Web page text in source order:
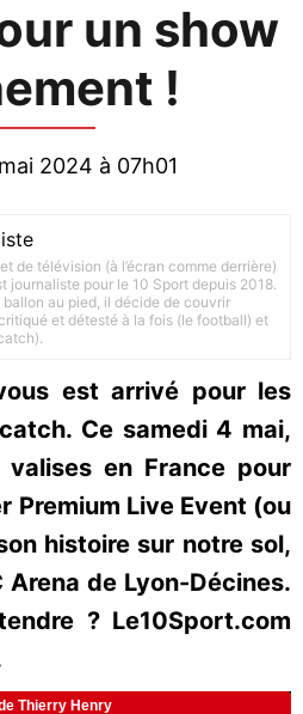
un show
!
2024 à 07h01
de télévision (à l’écran comme derrière)
journaliste pour le 10 Sport depuis 2018.
au pied, il décide de couvrir
et détesté à la fois (le football) et
est arrivé pour les
Ce samedi 4 mai,
en France pour
Premium Live Event (ou
histoire sur notre sol,
Arena de Lyon-Décines.
? Le10Sport.com